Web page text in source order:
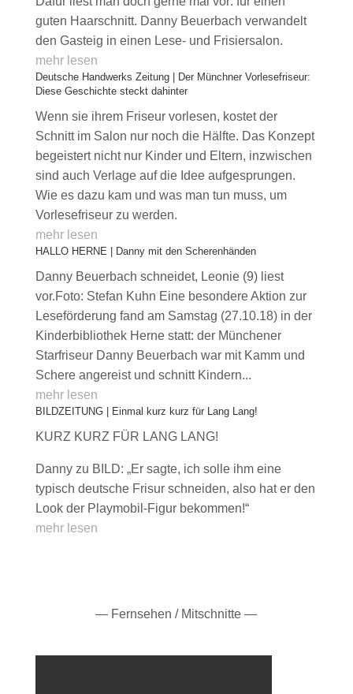
guten Haarschnitt. Danny Beuerbach verwandelt
den Gasteig in einen Lese- und Frisiersalon.
mehr lesen
Deutsche Handwerks Zeitung | Der Münchner Vorlesefriseur:
Diese Geschichte steckt dahinter
Wenn sie ihrem Friseur vorlesen, kostet der
Schnitt im Salon nur noch die Hälfte. Das Konzept
begeistert nicht nur Kinder und Eltern, inzwischen
sind auch Verlage auf die Idee aufgesprungen.
Wie es dazu kam und was man tun muss, um
Vorlesefriseur zu werden.
mehr lesen
HALLO HERNE | Danny mit den Scherenhänden
Danny Beuerbach schneidet, Leonie (9) liest
vor.Foto: Stefan Kuhn Eine besondere Aktion zur
Leseförderung fand am Samstag (27.10.18) in der
Kinderbibliothek Herne statt: der Münchener
Starfriseur Danny Beuerbach war mit Kamm und
Schere angereist und schnitt Kindern...
mehr lesen
BILDZEITUNG | Einmal kurz kurz für Lang Lang!
KURZ KURZ FÜR LANG LANG!
Danny zu BILD: „Er sagte, ich solle ihm eine
typisch deutsche Frisur schneiden, also hat er den
Look der Playmobil-Figur bekommen!“
mehr lesen
— Fernsehen / Mitschnitte —